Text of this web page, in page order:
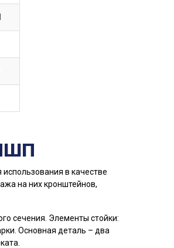
в качестве
на них кронштейнов,
сечения. Элементы стойки:
Основная деталь – два